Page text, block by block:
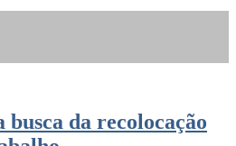
da recolocação